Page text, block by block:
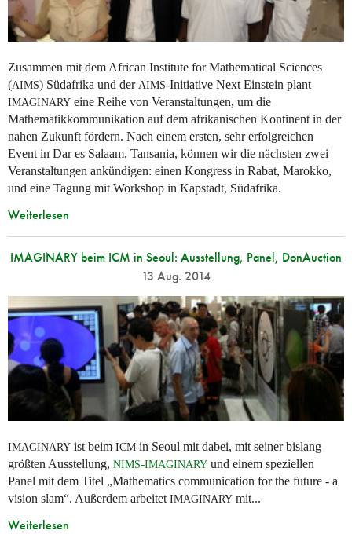
Zusammen mit dem African Institute for Mathematical Sciences
(AIMS) Südafrika und derAIMS-Initiative Next Einstein plant
IMAGINARY eine Reihe von Veranstaltungen, um die
Mathematikkommunikation auf dem afrikanischen Kontinent in der
nahen Zukunft fördern. Nach einem ersten, sehr erfolgreichen
Event in Dar es Salaam, Tansania, können wir die nächsten zwei
Veranstaltungen ankündigen: einen Kongress in Rabat, Marokko,
und eine Tagung mit Workshop in Kapstadt, Südafrika.
Weiterlesen
IMAGINARY beim ICM in Seoul: Ausstellung, Panel, DonAuction
13 Aug. 2014
IMAGINARY ist beim ICM in Seoul mit dabei, mit seiner bislang
größten Ausstellung, NIMS-IMAGINARY und einem speziellen
Panel mit dem Titel „Mathematics communication for the future - a
vision slam“. Außerdem arbeitet IMAGINARY mit...
Weiterlesen